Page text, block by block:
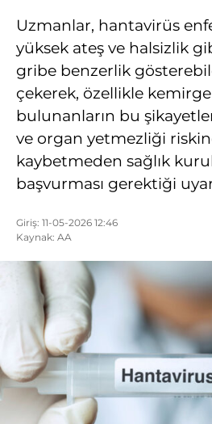
Uzmanlar, hantavirüs
yüksek ateş ve halsizlik
gribe benzerlik
çekerek, özellikle
bulunanların bu
ve organ yetmezliği
kaybetmeden sağlık
başvurması gerektiği
Giriş: 11-05-2026 12:46
Kaynak: AA